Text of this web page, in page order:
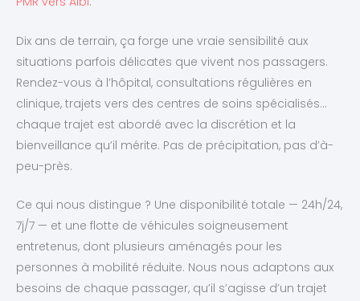
Dix ans de terrain, ça forge une vraie sensibilité aux
situations parfois délicates que vivent nos passagers.
Rendez-vous à l’hôpital, consultations régulières en
clinique, trajets vers des centres de soins spécialisés…
chaque trajet est abordé avec la discrétion et la
bienveillance qu’il mérite. Pas de précipitation, pas d’à-
peu-près.
Ce qui nous distingue ? Une disponibilité totale — 24h/24,
7j/7 — et une flotte de véhicules soigneusement
entretenus, dont plusieurs aménagés pour les
personnes à mobilité réduite. Nous nous adaptons aux
besoins de chaque passager, qu’il s’agisse d’un trajet